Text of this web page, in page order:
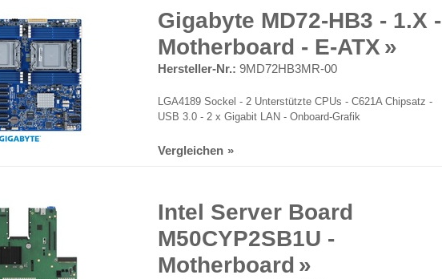
Gigabyte MD72-HB3 - 1.X -
Motherboard - E-ATX
Hersteller-Nr.: 9MD72HB3MR-00
LGA4189 Sockel - 2 Unterstützte CPUs - C621A Chipsatz -
USB 3.0 - 2 x Gigabit LAN - Onboard-Grafik
Vergleichen
Intel Server Board
M50CYP2SB1U -
Motherboard